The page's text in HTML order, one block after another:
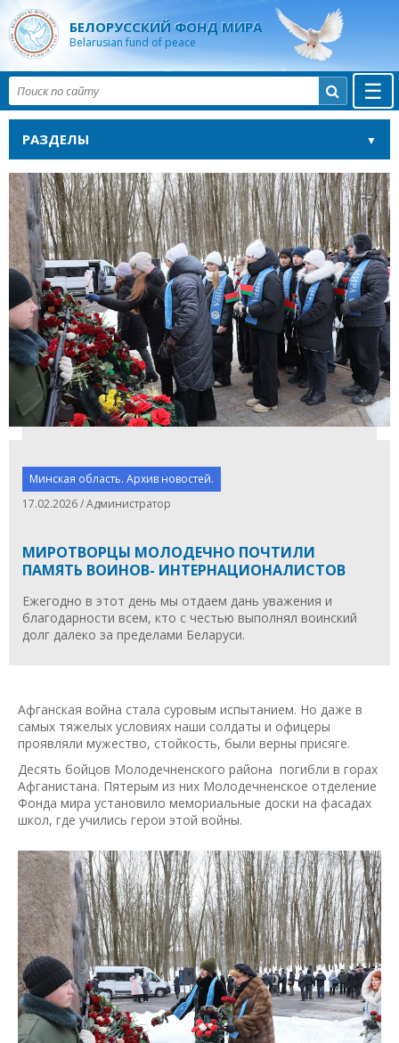
БЕЛОРУССКИЙ ФОНД МИРА
Belarusian fund of peace
☰

РАЗДЕЛЫ
Минская область. Архив новостей.
17.02.2026 / Администратор
МИРОТВОРЦЫ МОЛОДЕЧНО ПОЧТИЛИ
ПАМЯТЬ ВОИНОВ- ИНТЕРНАЦИОНАЛИСТОВ
Ежегодно в этот день мы отдаем дань уважения и
благодарности всем, кто с честью выполнял воинский
долг далеко за пределами Беларуси.
Афганская война стала суровым испытанием. Но даже в
самых тяжелых условиях наши солдаты и офицеры
проявляли мужество, стойкость, были верны присяге.
Десять бойцов Молодечненского района погибли в горах
Афганистана. Пятерым из них Молодечненское отделение
Фонда мира установило мемориальные доски на фасадах
школ, где учились герои этой войны.